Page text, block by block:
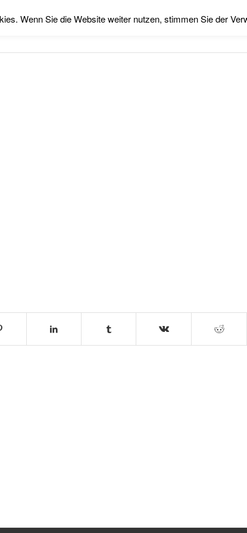
Wenn Sie die Website weiter nutzen, stimmen Sie der